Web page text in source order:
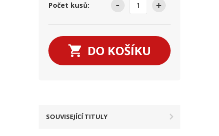
Počet kusů:
DO KOŠÍKU
SOUVISEJÍCÍ TITULY